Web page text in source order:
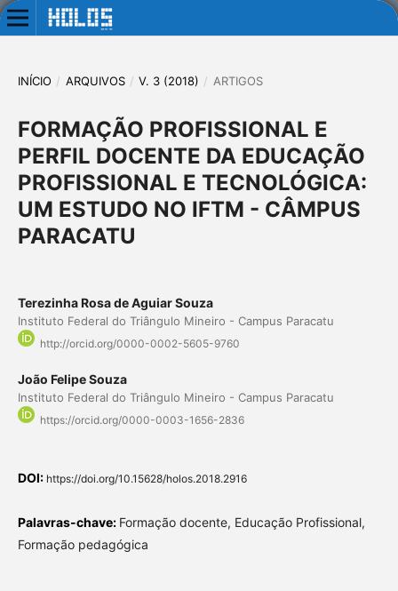
INÍCIO / ARQUIVOS / V. 3 (2018) / ARTIGOS
FORMAÇÃO PROFISSIONAL E
PERFIL DOCENTE DA EDUCAÇÃO
PROFISSIONAL E TECNOLÓGICA:
UM ESTUDO NO IFTM - CÂMPUS
PARACATU
Terezinha Rosa de Aguiar Souza
Instituto Federal do Triângulo Mineiro - Campus Paracatu
http://orcid.org/0000-0002-5605-9760
João Felipe Souza
Instituto Federal do Triângulo Mineiro - Campus Paracatu
https://orcid.org/0000-0003-1656-2836
DOI: https://doi.org/10.15628/holos.2018.2916
Palavras-chave: Formação docente, Educação Profissional,
Formação pedagógica